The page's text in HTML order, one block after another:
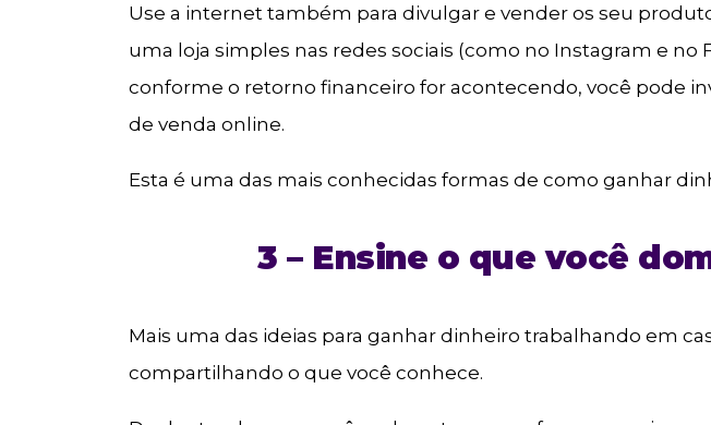
Use a internet também para divulgar e vender os seu
uma loja simples nas redes sociais (como no Instagram e no
conforme o retorno financeiro for acontecendo, você pode
de venda online.
Esta é uma das mais conhecidas formas de como ganhar
3 – Ensine o que você
Mais uma das ideias para ganhar dinheiro trabalhando em
compartilhando o que você conhece.